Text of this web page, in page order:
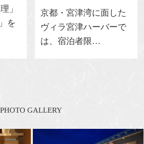
」
を
京都・宮津湾に面した
ヴィラ宮津ハーバーで
は、宿泊者限…
PHOTO GALLERY